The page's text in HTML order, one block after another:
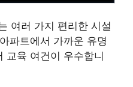
여러 가지 편리한 시설
파트에서 가까운 유명
교육 여건이 우수합니